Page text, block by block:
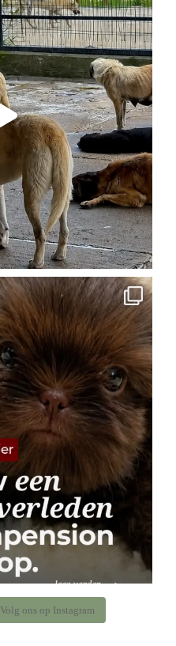
Volg ons op Instagram